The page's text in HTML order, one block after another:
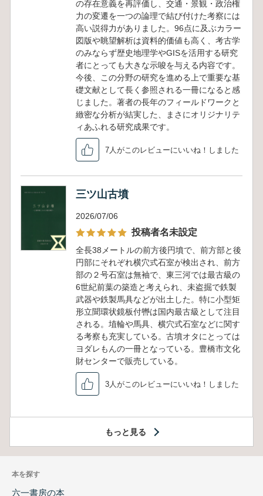
の存在意義を再評価し、交通・景観・政治権
力の変遷を一つの論理で結び付けた考察には
高い説得力がありました。96点に及ぶカラー
図版や眺望解析は資料的価値も高く、考古学
のみならず歴史地理学やGISを活用する研究
者にとっても大きな示唆を与える内容です。
今後、この分野の研究を進める上で重要な基
礎文献として長く参照される一冊になると感
じました。著者の長年のフィールドワークと
緻密な分析が結実した、まさにオリジナリテ
ィあふれる研究成果です。
7人がこのレビューにいいね！しました
三ツ山古墳
2026/07/06
投稿者名未設定
全長38メートルの前方後円墳で、前方部と後
円部にそれぞれ横穴式石室が検出され、前方
部の２号石室は無袖で、東三河では最古級の
6世紀前葉の築造と考えられ、未盗掘で鉄製
武器や鉄製馬具などが出土した。特に小型矩
形立聞環状鏡板付轡は国内最古級として注目
される。埴輪や馬具、横穴式石室などに関す
る考察も充実している。古墳オタにとっては
ヨダレもんの一冊となっている。豊橋市文化
財センターで販売している。
3人がこのレビューにいいね！しました
もっと見る
本を探す
六一書房の本